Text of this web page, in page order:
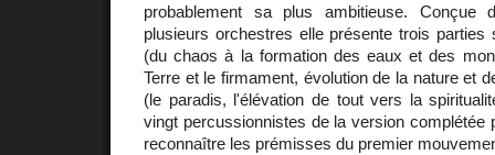
probablement sa plus ambitieuse.
plusieurs orchestres elle présente trois
(du chaos à la formation des eaux et des
Terre et le firmament, évolution de la nature et
(le paradis, l'élévation de tout vers la
vingt percussionnistes de la version complétée
reconnaître les prémisses du premier